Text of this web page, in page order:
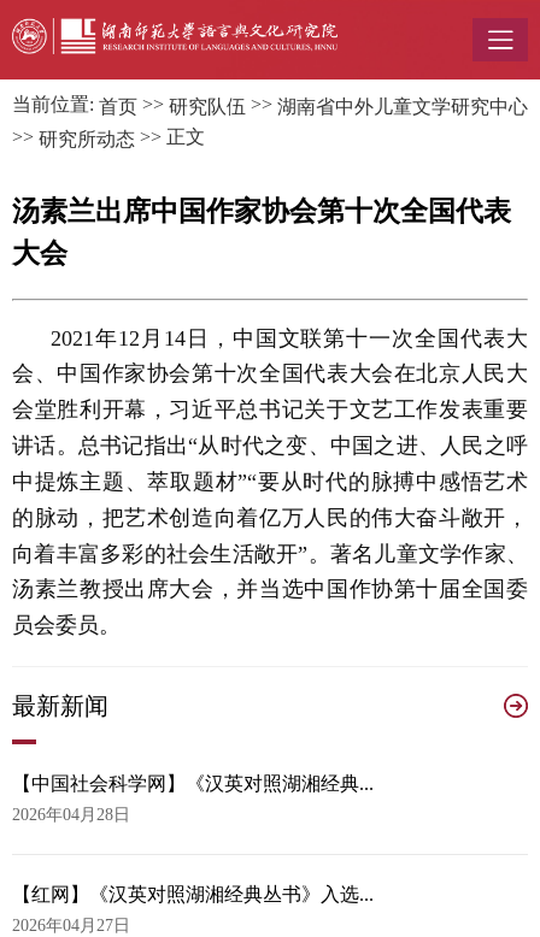
当前位置: 首页 >> 研究队伍 >> 湖南省中外儿童文学研究中心
>> 研究所动态 >> 正文
汤素兰出席中国作家协会第十次全国代表
大会
2021年12月14日，中国文联第十一次全国代表大
会、中国作家协会第十次全国代表大会在北京人民大
会堂胜利开幕，习近平总书记关于文艺工作发表重要
讲话。总书记指出“从时代之变、中国之进、人民之呼
中提炼主题、萃取题材”“要从时代的脉搏中感悟艺术
的脉动，把艺术创造向着亿万人民的伟大奋斗敞开，
向着丰富多彩的社会生活敞开”。著名儿童文学作家、
汤素兰教授出席大会，并当选中国作协第十届全国委
员会委员。
最新新闻
【中国社会科学网】《汉英对照湖湘经典...
2026年04月28日
【红网】《汉英对照湖湘经典丛书》入选...
2026年04月27日